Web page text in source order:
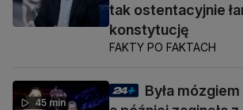
tak ostentacyjnie
konstytucję
FAKTY PO FAKTACH
45 min
Była